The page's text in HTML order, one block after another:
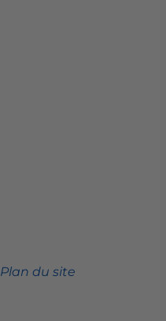
Plan du site